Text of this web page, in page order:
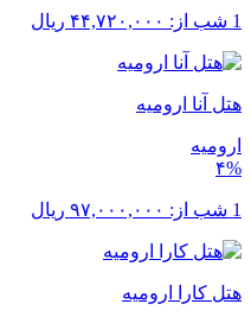
1 شب از: ۴۴,۷۲۰,۰۰۰ ریال
هتل آنا ارومیه
ارومیه
۴%
1 شب از: ۹۷,۰۰۰,۰۰۰ ریال
هتل کارا ارومیه